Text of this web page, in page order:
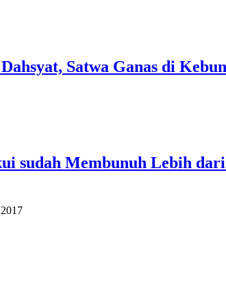
Satwa Ganas di
sudah Membunuh Lebih dari